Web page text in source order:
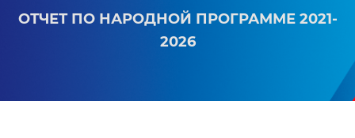
ОТЧЕТ ПО НАРОДНОЙ ПРОГРАММЕ 2021-
2026